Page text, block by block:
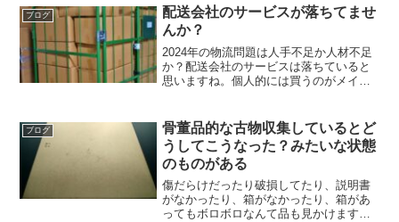
ばには30ドルオーバー（3年ぶりの高
値）、現在も...
ブログ
配送会社のサービスが落ちてませ
んか？
2024年の物流問題は人手不足か人材不足
か？配送会社のサービスは落ちていると
思いますね。個人的には買うのがメイ
のは決まって買う時。荷物を受け取る時
です。不思議と発送後に...
ブログ
骨董品的な古物収集しているとど
うしてこうなった？みたいな状態
のものがある
傷だらけだったり破損してたり、説明書
がなかったり、箱がなかったり、箱があ
ってもボロボロなんて品も見かけます。